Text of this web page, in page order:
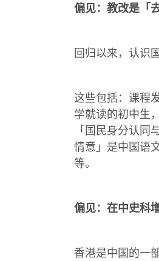
偏见：教改是「
回归以来，认识
这些包括：课程
学就读的初中生
「国民身分认
情意」是中国语
等。
偏见：在中史科
香港是中国的一